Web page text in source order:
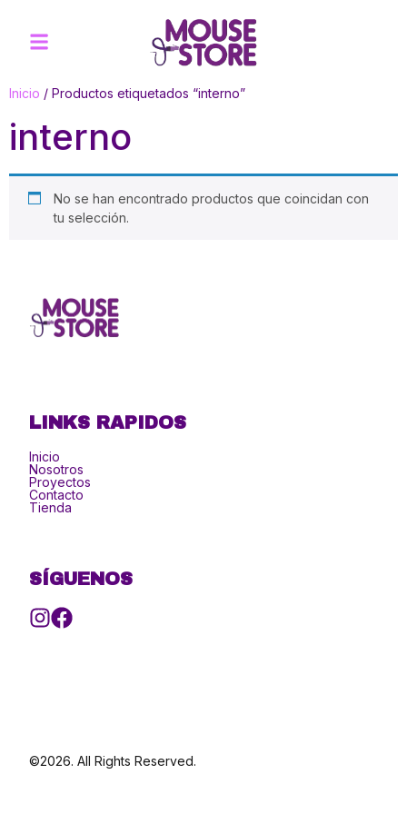
Inicio / Productos etiquetados “interno”
interno
No se han encontrado productos que coincidan con
tu selección.
LINKS RAPIDOS
Inicio
Nosotros
Proyectos
Contacto
Tienda
SÍGUENOS
©2026. All Rights Reserved.